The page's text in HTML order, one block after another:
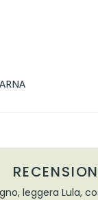
leggera Lula,